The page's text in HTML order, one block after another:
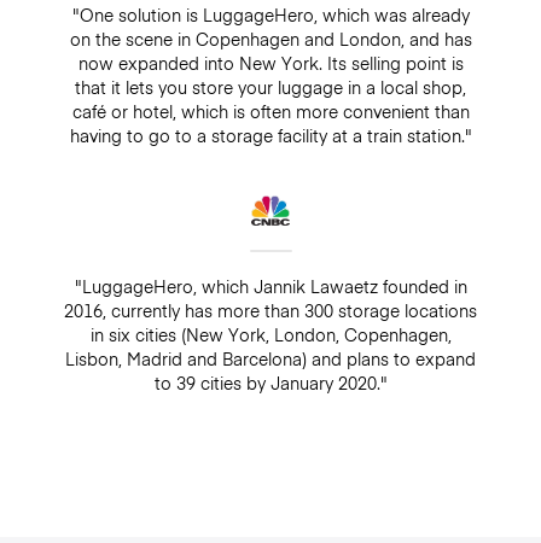
"One solution is LuggageHero, which was already
on the scene in Copenhagen and London, and has
now expanded into New York. Its selling point is
that it lets you store your luggage in a local shop,
café or hotel, which is often more convenient than
having to go to a storage facility at a train station."
"LuggageHero, which Jannik Lawaetz founded in
2016, currently has more than 300 storage locations
in six cities (New York, London, Copenhagen,
Lisbon, Madrid and Barcelona) and plans to expand
to 39 cities by January 2020."